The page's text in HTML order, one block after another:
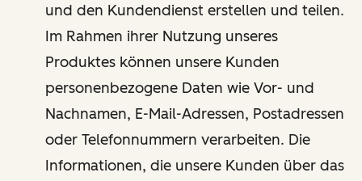
und den Kundendienst erstellen und teilen.
Im Rahmen ihrer Nutzung unseres
Produktes können unsere Kunden
personenbezogene Daten wie Vor- und
Nachnamen, E-Mail-Adressen, Postadressen
oder Telefonnummern verarbeiten. Die
Informationen, die unsere Kunden über das